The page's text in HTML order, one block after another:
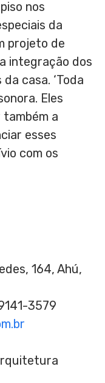
nos
da
projeto de
integração dos
casa. ‘Toda
Eles
a
esses
com os
164, Ahú,
3579